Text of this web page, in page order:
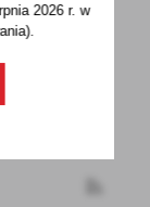
2026 r. w